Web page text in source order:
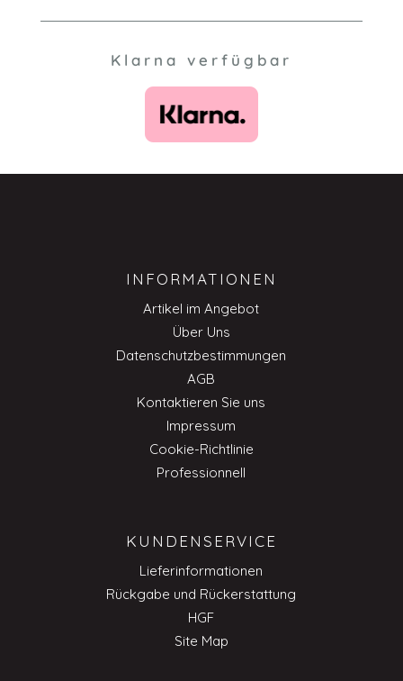
Klarna verfügbar
INFORMATIONEN
Artikel im Angebot
Über Uns
Datenschutzbestimmungen
AGB
Kontaktieren Sie uns
Impressum
Cookie-Richtlinie
Professionnell
KUNDENSERVICE
Lieferinformationen
Rückgabe und Rückerstattung
HGF
Site Map